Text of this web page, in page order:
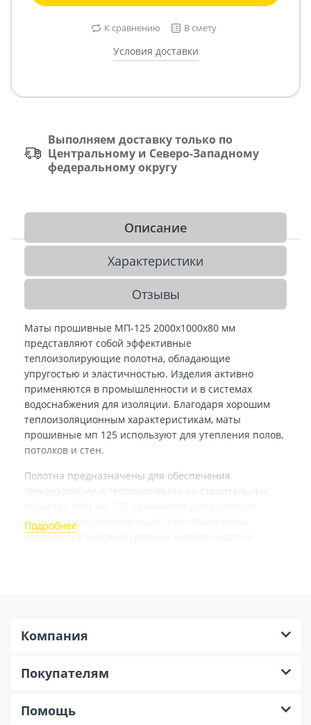
К сравнению В смету
Условия доставки
Выполняем доставку только по
Центральному и Северо-Западному
федеральному округу
Описание
Характеристики
Отзывы
Маты прошивные МП-125 2000х1000х80 мм
представляют собой эффективные
теплоизолирующие полотна, обладающие
упругостью и эластичностью. Изделия активно
применяются в промышленности и в системах
водоснабжения для изоляции. Благодаря хорошим
теплоизоляционным характеристикам, маты
прошивные мп 125 используют для утепления полов,
потолков и стен.
Полотна предназначены для обеспечения
звукоизоляции и теплоизоляции на строительных
разного оборудования и цистерн. Материалы
отличаются высоким уровнем экологичности и
Компания
Покупателям
Помощь